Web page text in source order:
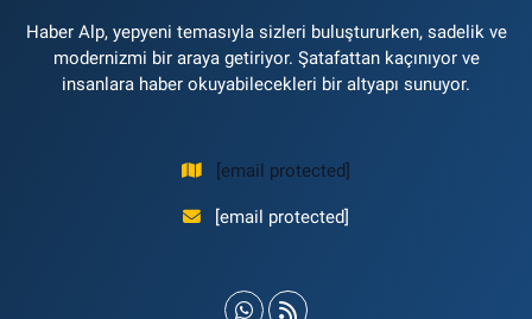
Haber Alp, yepyeni temasıyla sizleri buluştururken, sadelik ve
modernizmi bir araya getiriyor. Şatafattan kaçınıyor ve
insanlara haber okuyabilecekleri bir altyapı sunuyor.
[email protected]
[email protected]